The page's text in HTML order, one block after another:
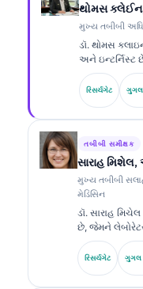
થોમસ
મુખ્ય તબીબી
ડૉ. થોમસ
અને ઇન્ટર્નિસ્ટ
ક્લિનિકલ
AI ખાતે ચીફ
ન્યુરલ
પ્રકાશિત કરી
રિસર્ચગેટ ગુગલ
તબીબી સમીક્ષક
સારાહ
મુખ્ય તબીબી
મેડિસિન
ડૉ. સારાહ
છે, જેમને
વર્ષથી વધુનો
પ્રમાણપત્રો
પેનલ્સ અને
રિસર્ચગેટ ગુગલ